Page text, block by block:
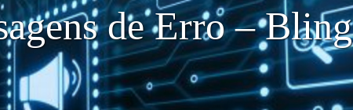
de Erro – Bling